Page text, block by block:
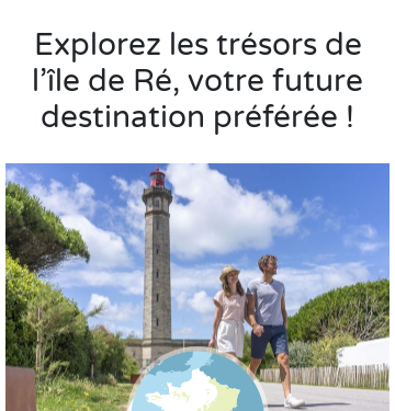
Explorez les trésors de
l’île de Ré, votre future
destination préférée !